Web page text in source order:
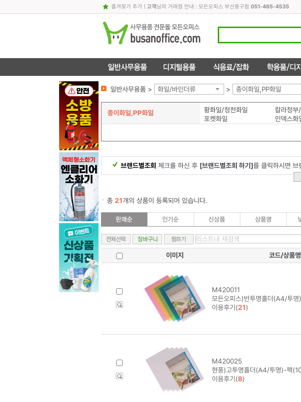
즐겨찾기 추가| 고객님의 거래점 안내 : 모든오피스 부산중구점 051-465-4535
일반사무용품 > 화일/바인더류 > 종이화일,PP화일
종이화일,PP화일 황화일/청천화일
포켓화일
인덱스화
브랜드별조회 체크를 하신 후 [브랜드별조회 하기]를 클릭하시면 브
총 21개의 상품이 등록되어 있습니다.
이미지
코드/상품
M420011
모든오피스)반투명홀더(A4/투
이용후기(21)
M420025
현풍)고투명홀더(A4/투명)-팩
이용후기(8)